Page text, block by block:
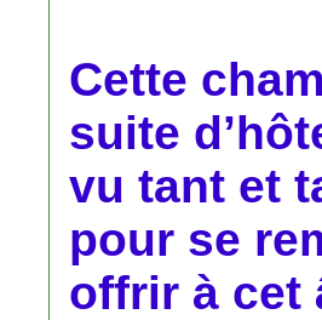
Cette
suite
vu tant et
pour se
offrir à cet